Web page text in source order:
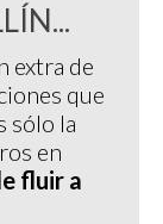
extra de
que
sólo la
en
fluir a